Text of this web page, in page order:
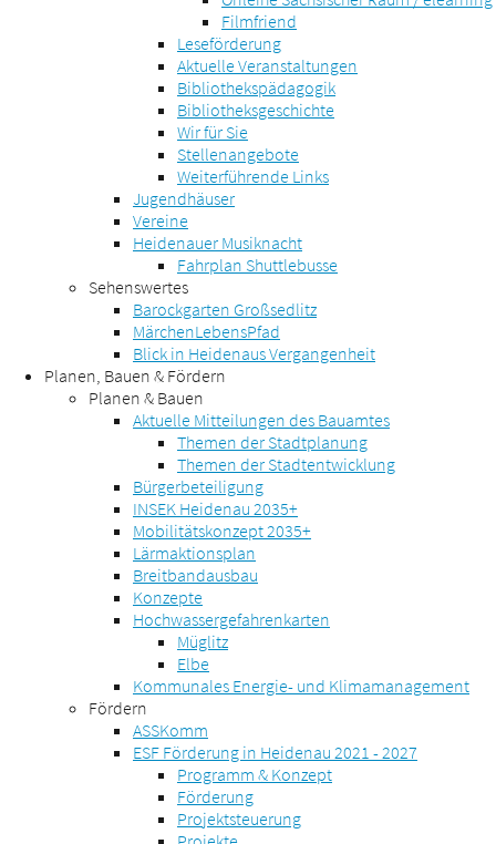
Filmfriend
Leseförderung
Aktuelle Veranstaltungen
Bibliothekspädagogik
Bibliotheksgeschichte
Wir für Sie
Stellenangebote
Weiterführende Links
Jugendhäuser
Vereine
Heidenauer Musiknacht
Fahrplan Shuttlebusse
Sehenswertes
Barockgarten Großsedlitz
MärchenLebensPfad
Blick in Heidenaus Vergangenheit
Planen, Bauen & Fördern
Planen & Bauen
Aktuelle Mitteilungen des Bauamtes
Themen der Stadtplanung
Themen der Stadtentwicklung
Bürgerbeteiligung
INSEK Heidenau 2035+
Mobilitätskonzept 2035+
Lärmaktionsplan
Breitbandausbau
Konzepte
Hochwassergefahrenkarten
Müglitz
Elbe
Kommunales Energie- und Klimamanagement
Fördern
ASSKomm
ESF Förderung in Heidenau 2021 - 2027
Programm & Konzept
Förderung
Projektsteuerung